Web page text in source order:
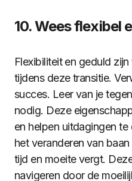
10. Wees flexibel
Flexibiliteit en geduld
tijdens deze transitie.
succes. Leer van je
nodig. Deze
en helpen uitdagingen
het veranderen van
tijd en moeite vergt.
navigeren door de